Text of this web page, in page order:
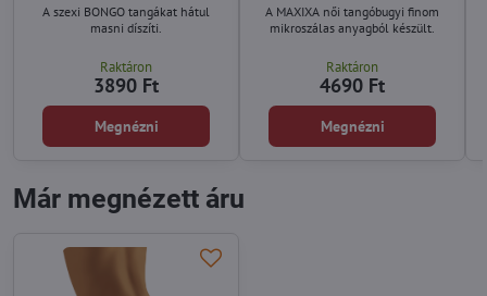
A szexi BONGO tangákat hátul
masni díszíti.
Raktáron
3890 Ft
Megnézni
A MAXIXA női tangóbugyi finom
mikroszálas anyagból készült.
Raktáron
4690 Ft
Megnézni
Már megnézett áru